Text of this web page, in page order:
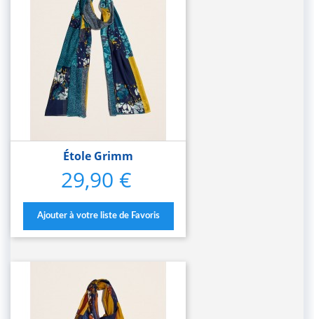
Étole Grimm
Prix
29,90 €
Ajouter à votre liste de Favoris